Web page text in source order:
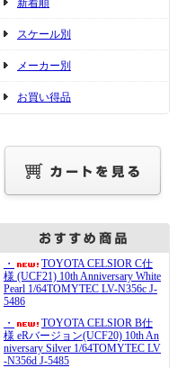
新着順
スケール別
メーカー別
お買い得品
・
TOYOTA CELSIOR C仕
様 (UCF21) 10th Anniversary White
Pearl 1/64TOMYTEC LV-N356c J-
5486
・
TOYOTA CELSIOR B仕
様 eRバージョン(UCF20) 10th An
niversary Silver 1/64TOMYTEC LV
-N356d J-5485